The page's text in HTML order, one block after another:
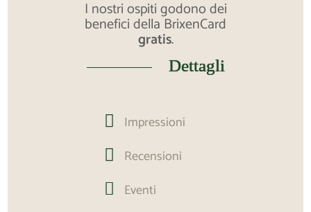
I nostri ospiti godono dei
benefici della BrixenCard
gratis.
Dettagli
 Impressioni
 Recensioni
 Eventi